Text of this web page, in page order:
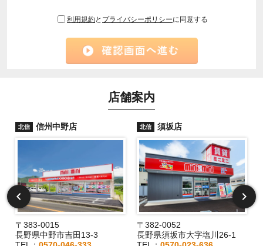
利用規約と プライバシーポリシーに同意する
店舗案内
北信 信州中野店
〒383-0015
長野県中野市吉田13-3
北信 須坂店
〒382-0052
長野県須坂市大字塩川26-1